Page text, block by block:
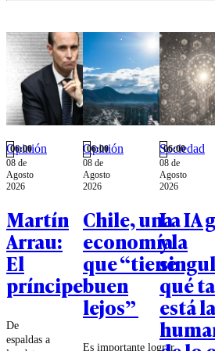
Opinión
06:00
08 de
Agosto
2026
Martín
Arrau:
El
príncipe
De
espaldas a
Opinión
06:00
08 de
Agosto
2026
Chile, una
economía
que “tiene
buen
lejos”
Es importante lograr
Sociedad
06:00
08 de
Agosto
2026
La IA
y la
qué
está la